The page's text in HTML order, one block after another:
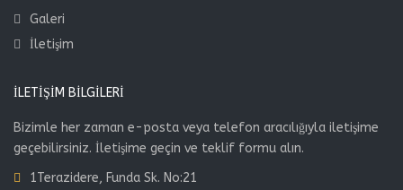
Galeri
İletişim
İLETIŞIM BILGILERI
Bizimle her zaman e-posta veya telefon aracılığıyla iletişime
geçebilirsiniz. İletişime geçin ve teklif formu alın.
1Terazidere, Funda Sk. No:21